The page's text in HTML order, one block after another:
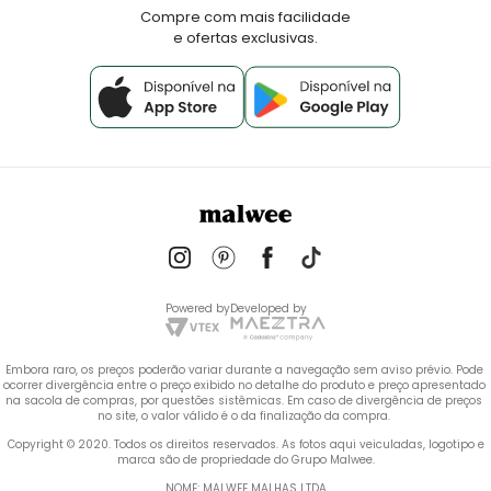
Compre com mais facilidade
e ofertas exclusivas.
Powered byDeveloped by
Embora raro, os preços poderão variar durante a navegação sem aviso prévio. Pode
ocorrer divergência entre o preço exibido no detalhe do produto e preço apresentado
na sacola de compras, por questões sistêmicas. Em caso de divergência de preços
no site, o valor válido é o da finalização da compra.
marca são de propriedade do Grupo Malwee.